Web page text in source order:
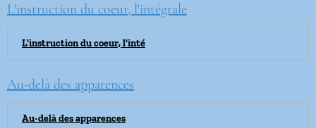
L'instruction du coeur, l'intégrale
L'instruction du coeur, l'inté
Au-delà des apparences
Au-delà des apparences